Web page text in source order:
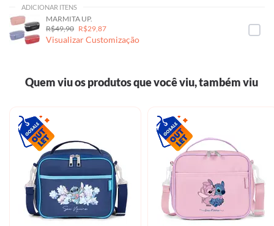
ADICIONAR ITENS
MARMITA UP.
R$49,90 R$29,87
Visualizar Customização
Quem viu os produtos que você viu, também viu